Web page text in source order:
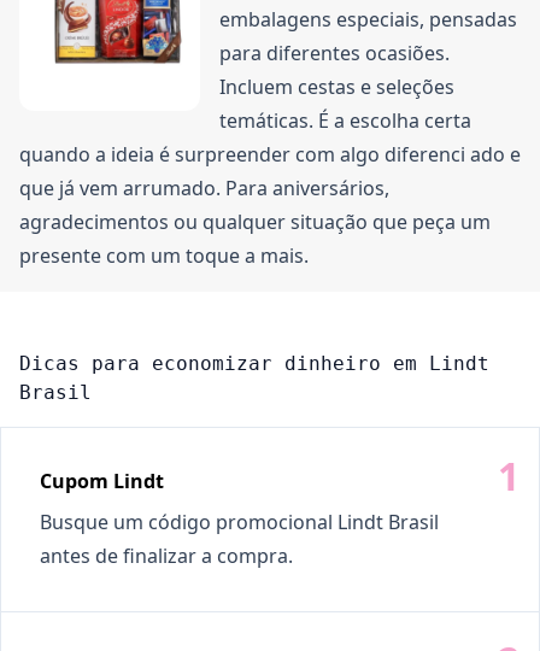
embalagens especiais, pensadas
para diferentes ocasiões.
Incluem cestas e seleções
temáticas. É a escolha certa
quando a ideia é surpreender com algo diferenci ado e
que já vem arrumado. Para aniversários,
agradecimentos ou qualquer situação que peça um
presente com um toque a mais.
Dicas para economizar dinheiro em Lindt
Brasil
Cupom Lindt
Busque um código promocional Lindt Brasil
antes de finalizar a compra.